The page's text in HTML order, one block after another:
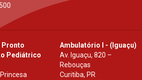
Pronto
Pediátrico
Ambulatório I - (Iguaçu)
Av. Iguaçu, 820 –
Rebouças
Curitiba, PR